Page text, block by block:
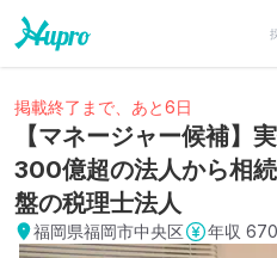
掲載終了まで、あと6日
【マネージャー候補】
300億超の法人から相
盤の税理士法人
福岡県福岡市中央区 年収